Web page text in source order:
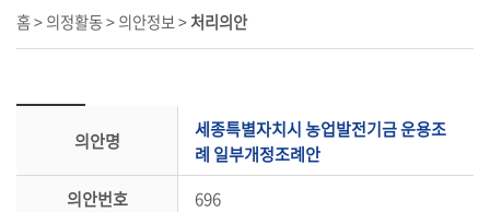
의
원
장
정
홈 > 의정활동 > 의안정보 >처리의안
의안명
세종특별자치시 농업발전기금 운용조
례 일부개정조례안
의안번호
696